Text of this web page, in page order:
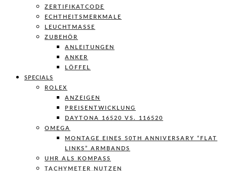
ZERTIFIKATCODE
ECHTHEITSMERKMALE
LEUCHTMASSE
ZUBEHÖR
ANLEITUNGEN
ANKER
LÖFFEL
SPECIALS
ROLEX
ANZEIGEN
PREISENTWICKLUNG
DAYTONA 16520 VS. 116520
OMEGA
MONTAGE EINES 50TH ANNIVERSARY “FLAT
LINKS” ARMBANDS
UHR ALS KOMPASS
TACHYMETER NUTZEN